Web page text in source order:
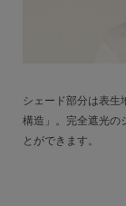
シェード部分は表生
構造」。完全遮光の
とができます。